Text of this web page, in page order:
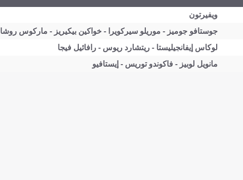
ويفيرتون
جوستافو جوميز - موريلو سيركويرا - خواكين بيكيريز - ماركوس روشا
لوكاس إيفانجيليستا - ريتشارد ريوس - رافائيل فيجا
مانويل لوبيز - فاكوندو توريس - إيستافيو